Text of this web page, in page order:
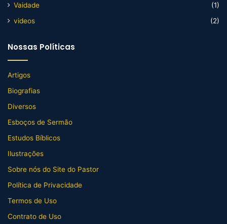
Vaidade
(1)
videos
(2)
Nossas Políticas
Artigos
Biografias
Diversos
Esboços de Sermão
Estudos Bíblicos
Ilustrações
Sobre nós do Site do Pastor
Política de Privacidade
Termos de Uso
Contrato de Uso